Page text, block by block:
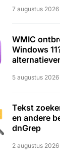
7 augustus 2026
WMIC
Windows
5 augustus 2026
Tekst
en andere
dnGrep
2 augustus 2026